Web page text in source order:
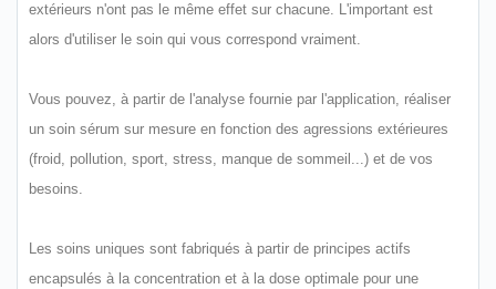
extérieurs n'ont pas le même effet sur chacune. L'important est
alors d'utiliser le soin qui vous correspond vraiment.
Vous pouvez, à partir de l'analyse fournie par l'application, réaliser
un soin sérum sur mesure en fonction des agressions extérieures
(froid, pollution, sport, stress, manque de sommeil...) et de vos
besoins.
Les soins uniques sont fabriqués à partir de principes actifs
encapsulés à la concentration et à la dose optimale pour une